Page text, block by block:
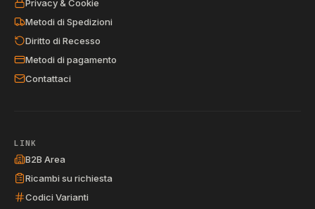
Privacy & Cookie
Metodi di Spedizioni
Diritto di Recesso
Metodi di pagamento
Contattaci
LINK
B2B Area
Ricambi su richiesta
Codici Varianti